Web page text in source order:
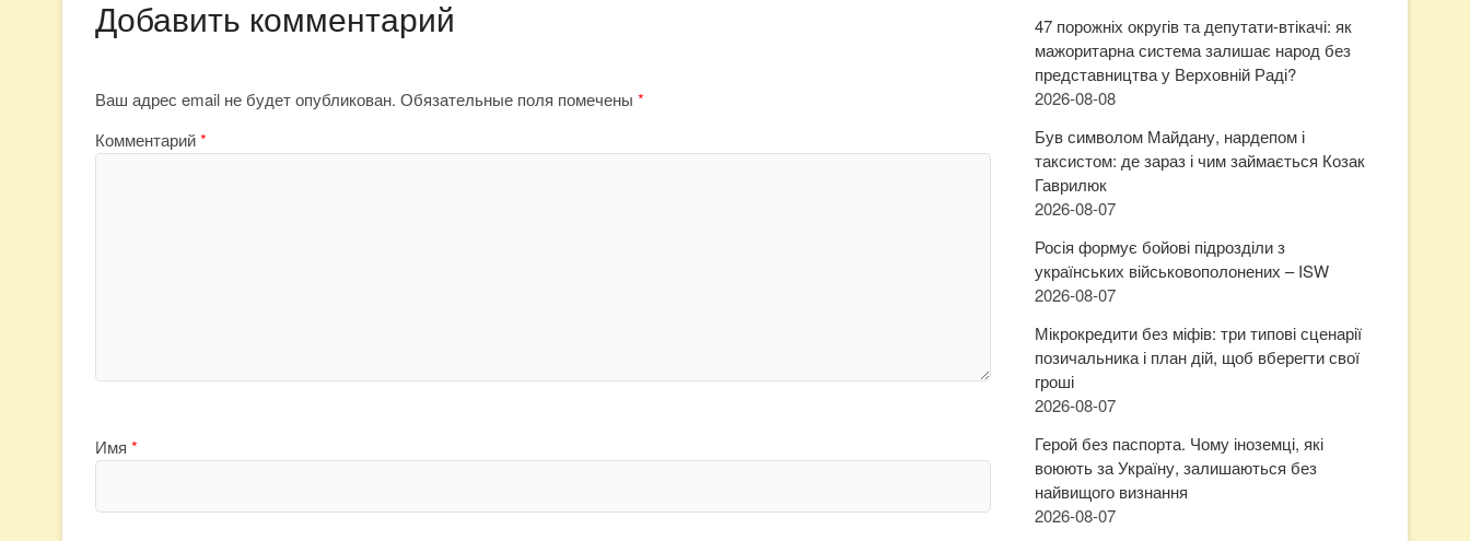
Добавить комментарий
Ваш адрес email не будет опубликован. Обязательные поля помечены *
Комментарий*
Имя *
47 порожніх округів та депутати-втікачі: як
мажоритарна система залишає народ без
представництва у Верховній Раді?
2026-08-08
Був символом Майдану, нардепом і
таксистом: де зараз і чим займається Козак
Гаврилюк
2026-08-07
Росія формує бойові підрозділи з
українських військовополонених – ISW
2026-08-07
Мікрокредити без міфів: три типові сценарії
позичальника і план дій, щоб вберегти свої
гроші
2026-08-07
Герой без паспорта. Чому іноземці, які
воюють за Україну, залишаються без
найвищого визнання
2026-08-07